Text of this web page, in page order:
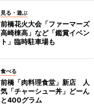
見る・遊ぶ
前橋花火大会「ファーマーズ
高崎棟高」など「鑑賞イベン
ト」臨時駐車場も
食べる
前橋「肉料理食堂」新店 人
気「チャーシュー丼」どーん
と400グラム